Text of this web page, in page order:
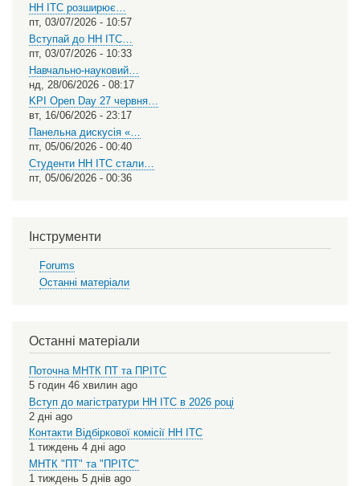
НН ІТС розширює…
пт, 03/07/2026 - 10:57
Вступай до НН ІТС…
пт, 03/07/2026 - 10:33
Навчально-науковий…
нд, 28/06/2026 - 08:17
KPI Open Day 27 червня…
вт, 16/06/2026 - 23:17
Панельна дискусія «…
пт, 05/06/2026 - 00:40
Студенти НН ІТС стали…
пт, 05/06/2026 - 00:36
Інструменти
Forums
Останні матеріали
Останні матеріали
Поточна МНТК ПТ та ПРІТС
5 годин 46 хвилин ago
Вступ до магістратури НН ІТС в 2026 році
2 дні ago
Контакти Відбіркової комісії НН ІТС
1 тиждень 4 дні ago
МНТК "ПТ" та "ПРІТС"
1 тиждень 5 днів ago